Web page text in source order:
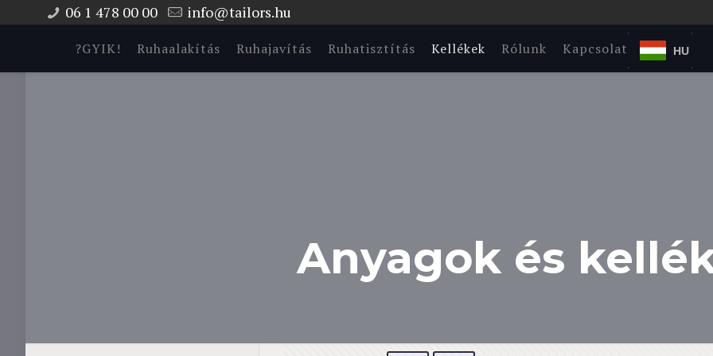
06 1 478 00 00 info@tailors.hu
?GYIK! Ruhaalakítás Ruhajavítás Ruhatisztítás Kellékek Rólunk Kapcsolat HU
Anyagok és